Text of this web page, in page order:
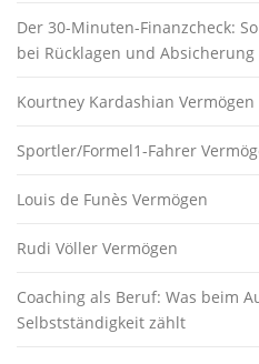
Der 30-Minuten-Finanzcheck:
bei Rücklagen und Absicherung
Kourtney Kardashian Vermögen
Sportler/Formel1-Fahrer
Louis de Funès Vermögen
Rudi Völler Vermögen
Coaching als Beruf: Was beim
Selbstständigkeit zählt